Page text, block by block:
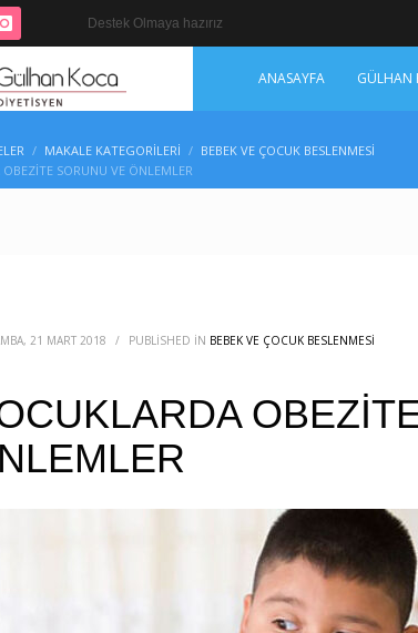
Destek Olmaya hazırız
ANASAYFA GÜLHAN
MAKALE KATEGORILERI
BEBEK VE ÇOCUK BESLENMESI
SORUNU VE ÖNLEMLER
21 MART 2018 / PUBLISHED IN BEBEK VE ÇOCUK BESLENMESI